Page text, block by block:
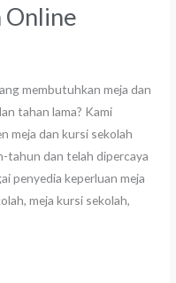
Online
membutuhkan meja dan
tahan lama? Kami
meja dan kursi sekolah
tahun dan telah dipercaya
penyedia keperluan meja
meja kursi sekolah,